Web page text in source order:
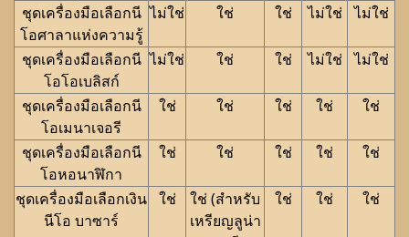
ชุดเครื่องมือเลือกนี
โอศาลาแห่งความรู้
ไม่ใช่ ใช่ ใช่ ไม่ใช่ ไม่ใช่
ชุดเครื่องมือเลือกนี
โอโอเบลิสก์
ไม่ใช่ ใช่ ใช่ ไม่ใช่ ไม่ใช่
ชุดเครื่องมือเลือกนี
โอเมนาเจอรี
ใช่ ใช่ ใช่ ใช่ ใช่
ชุดเครื่องมือเลือกนี
โอหอนาฬิกา
ใช่ ใช่ ใช่ ใช่ ใช่
ชุดเครื่องมือเลือกเงิน
นีโอ บาซาร์
ใช่
ใช่ (สำหรับ
เหรียญลูน่า
ใช่ ใช่ ใช่